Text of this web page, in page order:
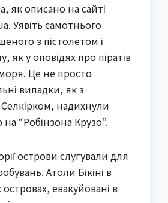
як описано на сайті
Уявіть самотнього
з пістолетом і
як у оповідях про піратів
Це не просто
випадки, як з
надихнули
“Робінзона Крузо”.
острови слугували для
Атоли Бікіні в
евакуйовані в